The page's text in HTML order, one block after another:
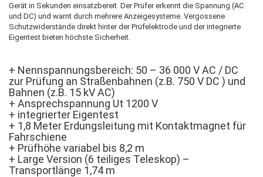
Gerät in Sekunden einsatzbereit. Der Prüfer erkennt die Spannung (AC
und DC) und warnt durch mehrere Anzeigesysteme. Vergossene
Schutzwiderstände direkt hinter der Prüfelektrode und der integrierte
Eigentest bieten höchste Sicherheit.
+ Nennspannungsbereich: 50 – 36 000 V AC / DC
zur Prüfung an Straßenbahnen (z.B. 750 V DC ) und
Bahnen (z.B. 15 kV AC)
+ Ansprechspannung Ut 1200 V
+ integrierter Eigentest
+ 1,8 Meter Erdungsleitung mit Kontaktmagnet für
Fahrschiene
+ Prüfhöhe variabel bis 8,2 m
+ Large Version (6 teiliges Teleskop) –
Transportlänge 1,74 m